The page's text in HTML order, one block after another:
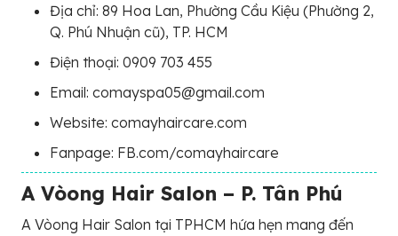
Địa chỉ: 89 Hoa Lan, Phường Cầu Kiệu (Phường 2,
Q. Phú Nhuận cũ), TP. HCM
Điện thoại: 0909 703 455
Email: comayspa05@gmail.com
Website: comayhaircare.com
Fanpage: FB.com/comayhaircare
A Vòong Hair Salon – P. Tân Phú
A Vòong Hair Salon tại TPHCM hứa hẹn mang đến